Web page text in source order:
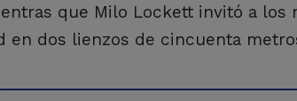
que Milo Lockett invitó a los
en dos lienzos de cincuenta